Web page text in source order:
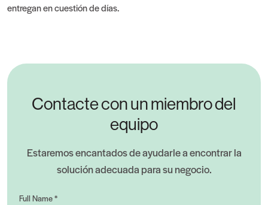
entregan en cuestión de días.
Contacte con un miembro del
equipo
Estaremos encantados de ayudarle a encontrar la
solución adecuada para su negocio.
Full Name *